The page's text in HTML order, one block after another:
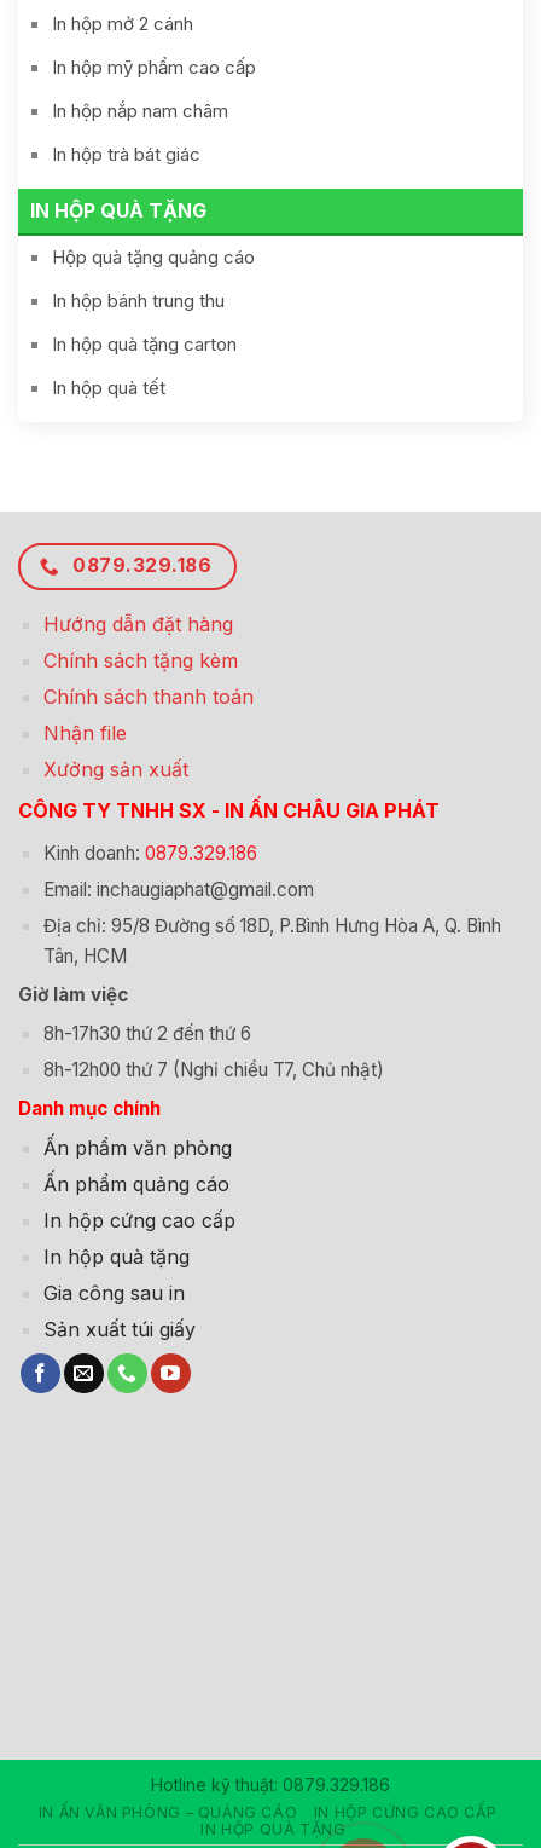
In hộp mở 2 cánh
In hộp mỹ phẩm cao cấp
In hộp nắp nam châm
In hộp trà bát giác
IN HỘP QUÀ TẶNG
Hộp quà tặng quảng cáo
In hộp bánh trung thu
In hộp quà tặng carton
In hộp quà tết
0879.329.186
Hướng dẫn đặt hàng
Chính sách tặng kèm
Chính sách thanh toán
Nhận file
Xưởng sản xuất
CÔNG TY TNHH SX - IN ẤN CHÂU GIA PHÁT
Kinh doanh: 0879.329.186
Email: inchaugiaphat@gmail.com
Địa chỉ: 95/8 Đường số 18D, P.Bình Hưng Hòa A, Q. Bình
Tân, HCM
Giờ làm việc
8h-17h30 thứ 2 đến thứ 6
8h-12h00 thứ 7 (Nghỉ chiều T7, Chủ nhật)
Danh mục chính
Ấn phẩm văn phòng
Ấn phẩm quảng cáo
In hộp cứng cao cấp
In hộp quà tặng
Gia công sau in
Sản xuất túi giấy
Hotline kỹ thuật: 0879.329.186
IN ẤN VĂN PHÒNG – QUẢNG CÁO
IN HỘP CỨNG CAO CẤP
IN HỘP QUÀ TẶNG